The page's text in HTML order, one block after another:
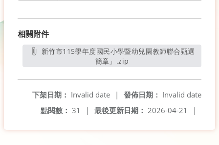
相關附件
簡章」.zip
發佈日期： Invalid date
下架日期： Invalid date
|
最後更新日期： 2026-04-21 |
點閱數： 31 |